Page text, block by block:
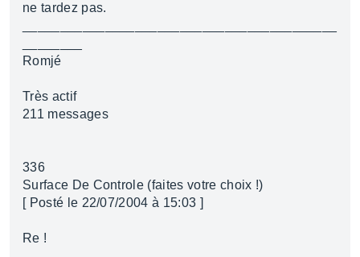
ne tardez pas.
Romjé
Très actif
211 messages
336
Surface De Controle (faites votre choix !)
[ Posté le 22/07/2004 à 15:03 ]
Re !